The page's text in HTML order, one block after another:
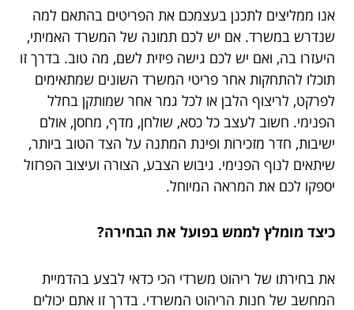
אנו ממליצים לתכנן בעצמכם את הפריטים בהתאם למה
שנדרש במשרד. אם יש לכם תמונה של המשרד האמיתי,
היעזרו בה, ואם יש לכם גישה פיזית לשם, מה טוב. בדרך זו
תוכלו להתחקות אחר פריטי המשרד השונים שמתאימים
לפרקט, לריצוף הלבן או לכל גמר אחר שמותקן בחלל
הפנימי. חשוב לעצב כל כסא, שולחן, מדף, מחסן, אולם
ישיבות, חדר מזכירות ופינת המתנה על הצד הטוב ביותר,
שיתאים לנוף הפנימי. גיבוש הצבע, הצורה ועיצוב הפרזול
יספקו לכם את המראה המיוחל.
כיצד מומלץ לממש בפועל את הבחירה?
את בחירתו של ריהוט משרדי הכי כדאי לבצע בהדמיית
המחשב של חנות הריהוט המשרדי. בדרך זו אתם יכולים